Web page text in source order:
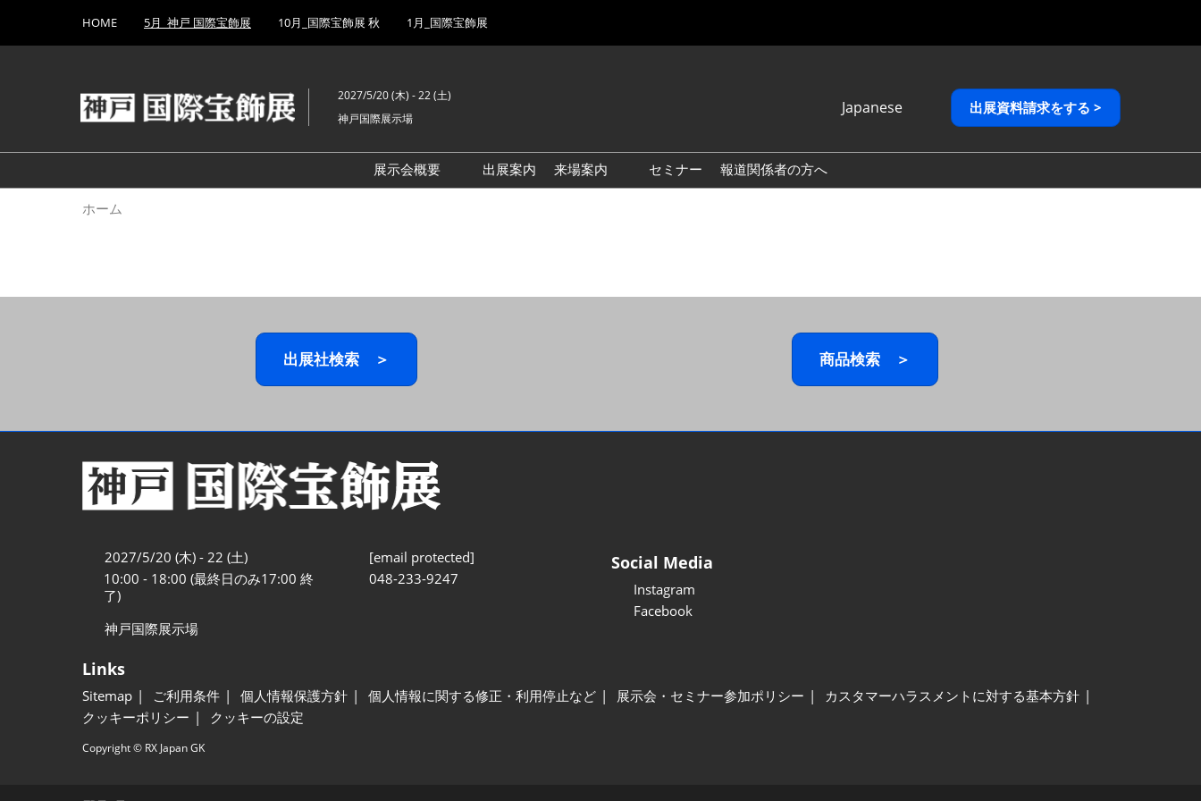
キ
し
て
to
HOME 5月_神戸 国際宝飾展 10月_国際宝飾展 秋 1月_国際宝飾展
2027/5/20 (木) - 22 (土)
神戸国際展示場
Japanese
English
繁體中文
出展資料請求をする >
展示会概要
出展案内
来場案内
セミナー 報道関係者の方へ
ホーム
出展社検索 ＞ 商品検索 ＞
2027/5/20 (木) - 22 (土)
10:00 - 18:00 (最終日のみ17:00 終
了)
神戸国際展示場
[email protected]
048-233-9247
Social Media
Instagram
Facebook
Links
Sitemap ご利用条件 個人情報保護方針 個人情報に関する修正・利用停止など 展示会・セミナー参加ポリシー
カスタマーハラスメントに対する基本方針
クッキーポリシー
クッキーの設定
Copyright © RX Japan GK